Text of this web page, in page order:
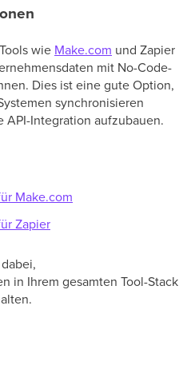
wie Make.com und Zapier
mit No-Code-
Dies ist eine gute Option,
synchronisieren
Integration aufzubauen.
Make.com
Zapier
in Ihrem gesamten Tool-Stack